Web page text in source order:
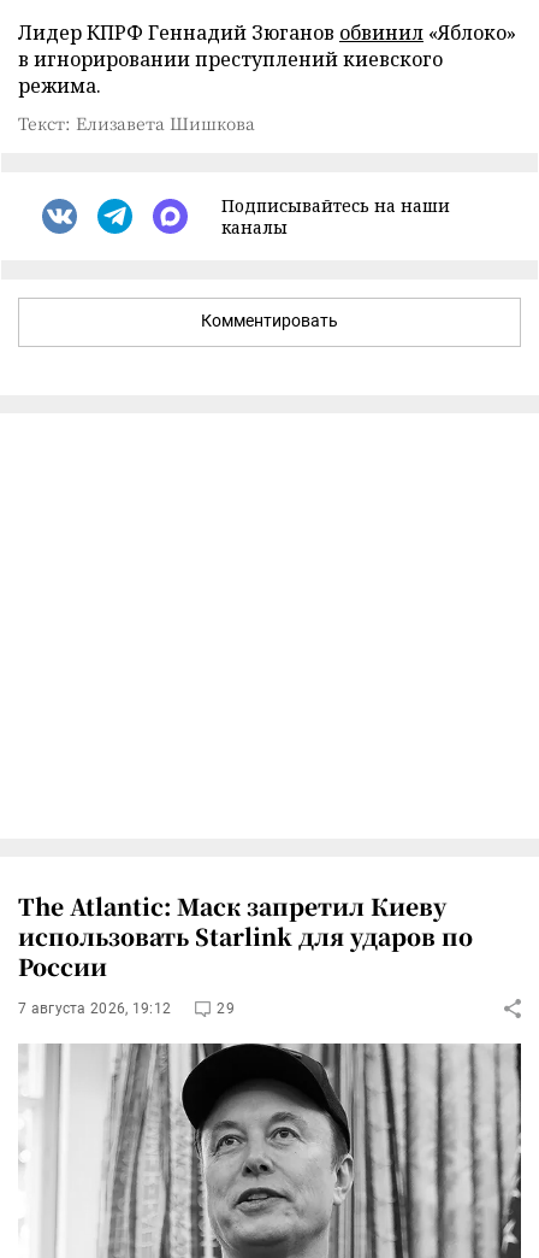
Лидер КПРФ Геннадий Зюганов обвинил «Яблоко»
в игнорировании преступлений киевского
режима.
Текст: Елизавета Шишкова
Подписывайтесь на наши
каналы
Комментировать
The Atlantic: Маск запретил Киеву
использовать Starlink для ударов по
России
7 августа 2026, 19:12 29